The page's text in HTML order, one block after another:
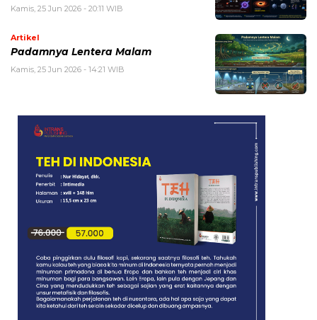
Kamis, 25 Jun 2026 - 20:11 WIB
Artikel
Padamnya Lentera Malam
Kamis, 25 Jun 2026 - 14:21 WIB